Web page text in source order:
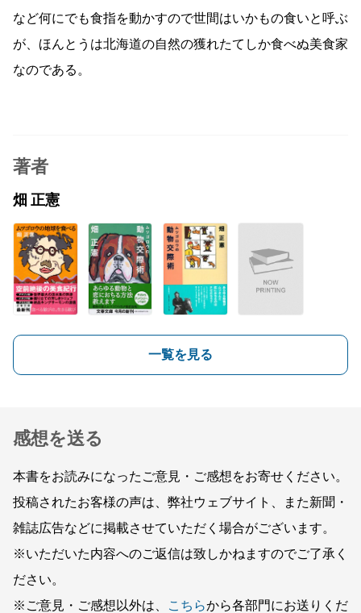
など何にでも食指を動かすので世間はいかもの食いと呼ぶ
が、ほんとうは北海道の自然の獲れたてしか食べぬ美食家
なのである。
著者
畑 正憲
一覧を見る
感想を送る
本書をお読みになったご意見・ご感想をお寄せください。
投稿されたお客様の声は、弊社ウェブサイト、また新聞・
雑誌広告などに掲載させていただく場合がございます。
※いただいた内容へのご返信は致しかねますのでご了承く
ださい。
※ご意見・ご感想以外は、
こちらから各部門にお送りくだ